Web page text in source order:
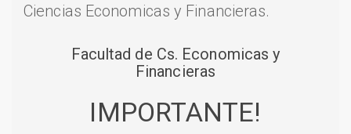
Ciencias Economicas y Financieras.
Facultad de Cs. Economicas y
Financieras
IMPORTANTE!